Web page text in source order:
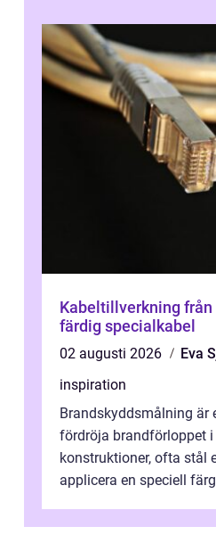
Kabeltillverkning från råmaterial till
färdig specialkabel
02 augusti 2026
Eva
inspiration
Brandskyddsmålning är
fördröja brandförloppet i
konstruktioner, ofta stål
applicera en speciell